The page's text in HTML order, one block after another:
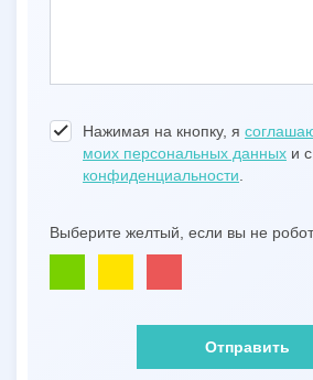
Нажимая на кнопку, я
моих персональных данных и с
конфиденциальности
Выберите желтый, если вы не
Отправить